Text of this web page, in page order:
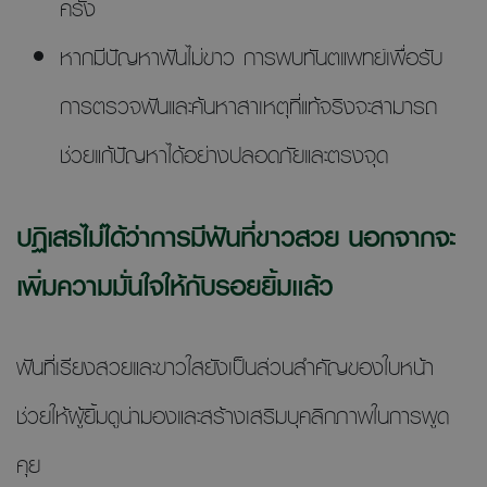
หากมีปัญหาฟันไม่ขาว การพบทันตแพทย์เพื่อรับ
การตรวจฟันและค้นหาสาเหตุที่แท้จริงจะสามารถ
ช่วยแก้ปัญหาได้อย่างปลอดภัยและตรงจุด
ปฏิเสธไม่ได้ว่าการมีฟันที่ขาวสวย นอกจากจะ
เพิ่มความมั่นใจให้กับรอยยิ้มแล้ว
ฟันที่เรียงสวยและขาวใสยังเป็นส่วนสำคัญของใบหน้า
ช่วยให้ผู้ยิ้มดูน่ามองและสร้างเสริมบุคลิกภาพในการพูด
คุย